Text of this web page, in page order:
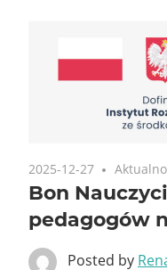
2025-12-27
Bon
pedagogów
Posted by